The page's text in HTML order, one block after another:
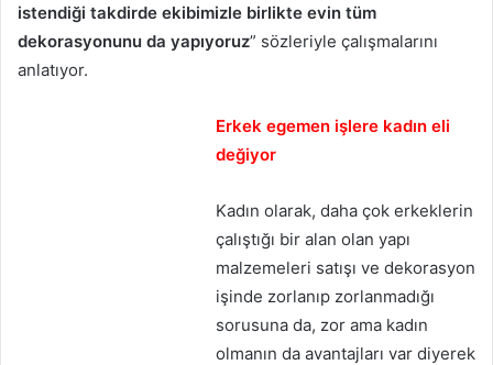
istendiği takdirde ekibimizle birlikte evin tüm
dekorasyonunu da yapıyoruz” sözleriyle çalışmalarını
anlatıyor.
Erkek egemen işlere kadın eli
değiyor
Kadın olarak, daha çok erkeklerin
çalıştığı bir alan olan yapı
malzemeleri satışı ve dekorasyon
işinde zorlanıp zorlanmadığı
sorusuna da, zor ama kadın
olmanın da avantajları var diyerek